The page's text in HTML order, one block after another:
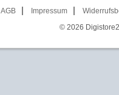
AGB Impressum
© 2026